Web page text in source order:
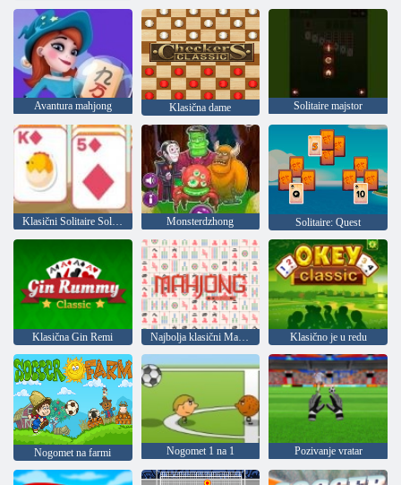
Avantura mahjong Klasična dame Solitaire majstor
Klasični Solitaire Solitaire Monsterdzhong Solitaire: Quest
Klasična Gin Remi Najbolja klasični Mahjong Klasično je u redu
Nogomet na farmi Nogomet 1 na 1 Pozivanje vratar